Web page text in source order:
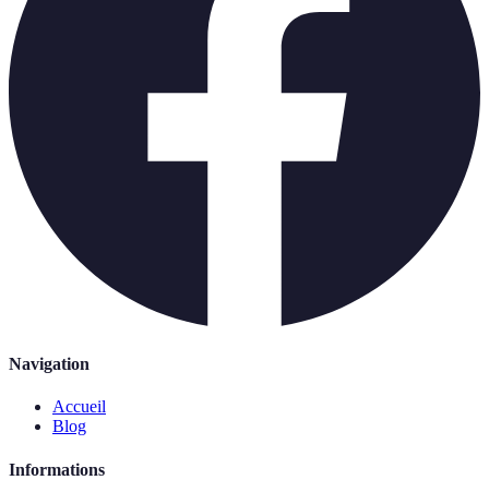
Navigation
Accueil
Blog
Informations